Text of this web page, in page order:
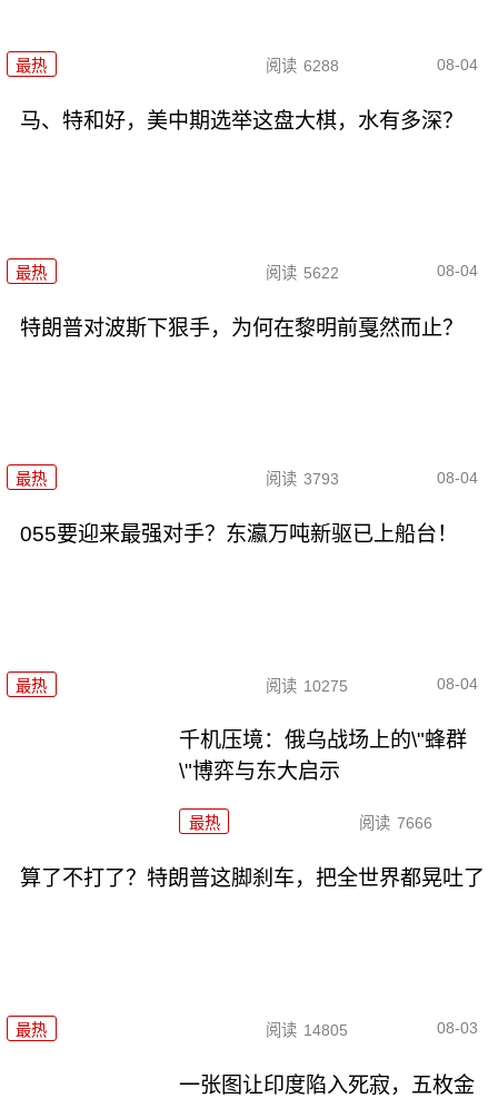
最热 阅读 6288 08-04
马、特和好，美中期选举这盘大棋，水有多深？
最热 阅读 5622 08-04
特朗普对波斯下狠手，为何在黎明前戛然而止？
最热 阅读 3793 08-04
055要迎来最强对手？东瀛万吨新驱已上船台！
最热 阅读 10275 08-04
千机压境：俄乌战场上的\"蜂群
\"博弈与东大启示
最热 阅读 7666
算了不打了？特朗普这脚刹车，把全世界都晃吐了
最热 阅读 14805 08-03
一张图让印度陷入死寂，五枚金